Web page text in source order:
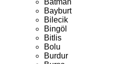
Batman
Bayburt
Bilecik
Bingöl
Bitlis
Bolu
Burdur